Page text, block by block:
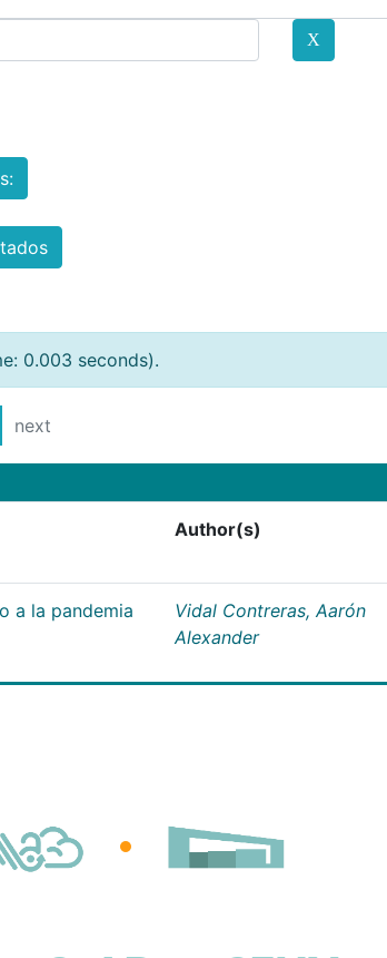
0.003 seconds).
next
Author(s)
a la pandemia
Vidal Contreras, Aarón
Alexander